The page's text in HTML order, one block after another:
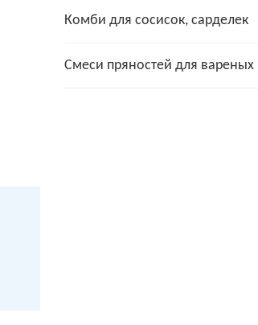
Комби для сосисок, сарделек
Смеси пряностей для вареных